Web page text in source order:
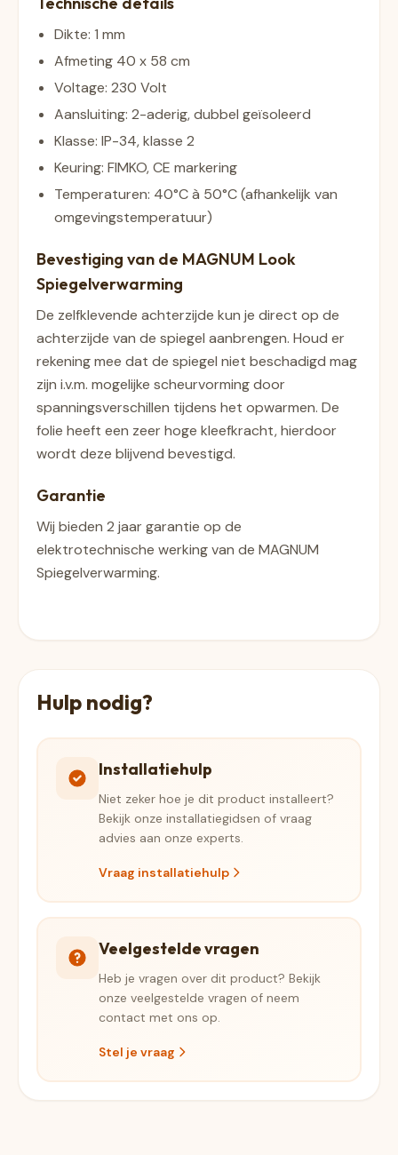
Dikte: 1 mm
Afmeting 40 x 58 cm
Voltage: 230 Volt
Aansluiting: 2-aderig, dubbel geïsoleerd
Klasse: IP-34, klasse 2
Keuring: FIMKO, CE markering
Temperaturen: 40°C à 50°C (afhankelijk van
omgevingstemperatuur)
Bevestiging van de MAGNUM Look
Spiegelverwarming
De zelfklevende achterzijde kun je direct op de
achterzijde van de spiegel aanbrengen. Houd er
rekening mee dat de spiegel niet beschadigd mag
zijn i.v.m. mogelijke scheurvorming door
spanningsverschillen tijdens het opwarmen. De
folie heeft een zeer hoge kleefkracht, hierdoor
wordt deze blijvend bevestigd.
Garantie
Wij bieden 2 jaar garantie op de
elektrotechnische werking van de MAGNUM
Spiegelverwarming.
Hulp nodig?
Installatiehulp
Niet zeker hoe je dit product installeert?
Bekijk onze installatiegidsen of vraag
advies aan onze experts.
Vraag installatiehulp
Veelgestelde vragen
Heb je vragen over dit product? Bekijk
onze veelgestelde vragen of neem
contact met ons op.
Stel je vraag